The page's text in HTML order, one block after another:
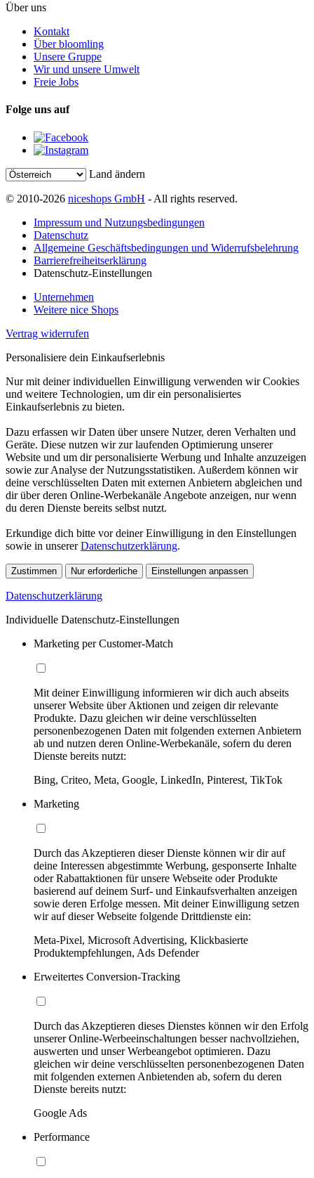
Über uns
Kontakt
Über bloomling
Unsere Gruppe
Wir und unsere Umwelt
Freie Jobs
Folge uns auf
Land ändern
© 2010-2026 niceshops GmbH - All rights reserved.
Impressum und Nutzungsbedingungen
Datenschutz
Allgemeine Geschäftsbedingungen und Widerrufsbelehrung
Barrierefreiheitserklärung
Datenschutz-Einstellungen
Unternehmen
Weitere nice Shops
Vertrag widerrufen
Personalisiere dein Einkaufserlebnis
Nur mit deiner individuellen Einwilligung verwenden wir Cookies
und weitere Technologien, um dir ein personalisiertes
Einkaufserlebnis zu bieten.
Dazu erfassen wir Daten über unsere Nutzer, deren Verhalten und
Geräte. Diese nutzen wir zur laufenden Optimierung unserer
Website und um dir personalisierte Werbung und Inhalte anzuzeigen
sowie zur Analyse der Nutzungsstatistiken. Außerdem können wir
deine verschlüsselten Daten mit externen Anbietern abgleichen und
dir über deren Online-Werbekanäle Angebote anzeigen, nur wenn
du deren Dienste bereits selbst nutzt.
Erkundige dich bitte vor deiner Einwilligung in den Einstellungen
sowie in unsererDatenschutzerklärung.
Zustimmen Nur erforderliche Einstellungen anpassen
Datenschutzerklärung
Individuelle Datenschutz-Einstellungen
Marketing per Customer-Match
Mit deiner Einwilligung informieren wir dich auch abseits
unserer Website über Aktionen und zeigen dir relevante
Produkte. Dazu gleichen wir deine verschlüsselten
personenbezogenen Daten mit folgenden externen Anbietern
ab und nutzen deren Online-Werbekanäle, sofern du deren
Dienste bereits nutzt:
Bing, Criteo, Meta, Google, LinkedIn, Pinterest, TikTok
Marketing
Durch das Akzeptieren dieser Dienste können wir dir auf
deine Interessen abgestimmte Werbung, gesponserte Inhalte
oder Rabattaktionen für unsere Webseite oder Produkte
basierend auf deinem Surf- und Einkaufsverhalten anzeigen
sowie deren Erfolge messen. Mit deiner Einwilligung setzen
wir auf dieser Webseite folgende Drittdienste ein:
Meta-Pixel, Microsoft Advertising, Klickbasierte
Produktempfehlungen, Ads Defender
Erweitertes Conversion-Tracking
Durch das Akzeptieren dieses Dienstes können wir den Erfolg
unserer Online-Werbeeinschaltungen besser nachvollziehen,
auswerten und unser Werbeangebot optimieren. Dazu
gleichen wir deine verschlüsselten personenbezogenen Daten
mit folgenden externen Anbietenden ab, sofern du deren
Dienste bereits nutzt:
Google Ads
Performance